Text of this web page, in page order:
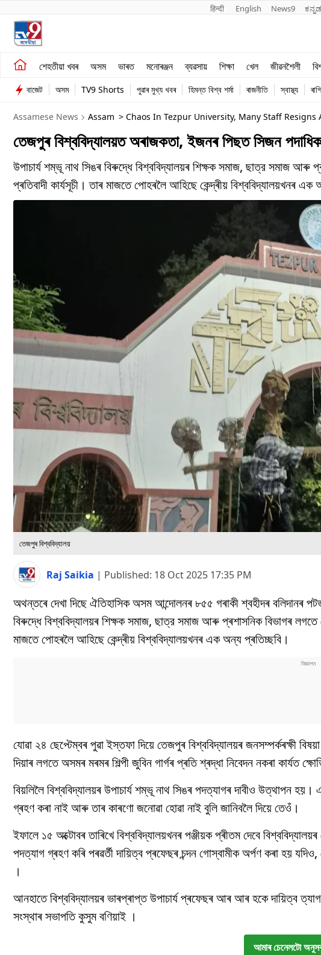
हिन्दी English News9 ಕನ್ನಡ
শেহতীয়া খবৰ অসম ভাৰত মনোৰঞ্জন ব্যৱসায় শিক্ষা খেল জীৱনশৈলী
শেহতীয়া খবৰ
অসম
ভাৰত
ব্যৱসায়
বাজেট অসম TV9 Shorts পুৱাৰ মুখ্য খবৰ হিমন্ত বিশ্ব শৰ্মা ৰাজনীতি স্বাস্থ্য
Assamese News Assam > Chaos In Tezpur University, Many Staff
তেজপুৰ বিশ্ববিদ্যালয়ত অৰাজকতা, ইজনৰ পিছত সিজন
উপাচাৰ্য শম্ভূ নাথ সিঙৰ বিৰুদ্ধে বিশ্ববিদ্যালয়ৰ শিক্ষক সমাজ, ছাত্র সমাজ আৰু
প্ৰতিবাদী কাৰ্যসূচী। তাৰ মাজতে পোহৰলৈ আহিছে কেন্দ্ৰীয় বিশ্ববিদ্যালয়খনৰ এক
তেজপুৰ বিশ্ববিদ্যালয়
Raj Saikia | Published: 18 Oct 2025 17:35 PM
অথন্তৰে দেখা দিছে ঐতিহাসিক অসম আন্দোলনৰ ৮৫৫ গৰাকী শ্বহীদৰ বলিদানৰ
বিৰুদ্ধে বিশ্ববিদ্যালয়ৰ শিক্ষক সমাজ, ছাত্র সমাজ আৰু প্ৰশাসনিক বিভাগৰ লগতে
মাজতে পোহৰলৈ আহিছে কেন্দ্ৰীয় বিশ্ববিদ্যালয়খনৰ এক অন্য প্ৰতিচ্ছবি।
যোৱা ২৪ ছেপ্টেম্বৰ পুৱা ইস্তফা দিয়ে তেজপুৰ বিশ্ববিদ্যালয়ৰ জনসম্পৰ্কৰক্ষী
দিয়াৰ লগতে অসমৰ মৰমৰ শিল্পী জুবিন গাৰ্গৰ প্ৰতি শ্ৰদ্ধা নিবেদন নকৰা কাৰ্যত
বিয়লিলৈ বিশ্ববিদ্যালয়ৰ উপাচাৰ্য শম্ভূ নাথ সিঙৰ পদত্যাগৰ দাবীও উত্থাপন
গ্ৰহণ কৰা নাই আৰু তাৰ কাৰণো জনোৱা হোৱা নাই বুলি জানিবলৈ দিয়ে তেওঁ।
ইফালে ১৫ অক্টোবৰ তাৰিখে বিশ্ববিদ্যালয়খনৰ পঞ্জীয়ক প্ৰীতম দেবে
পদত্যাগ গ্ৰহণ কৰি পৰৱৰ্তী দায়িত্ব প্ৰফেছৰ চন্দন গোস্বামীক অৰ্পণ কৰা হয়
।
আনহাতে বিশ্ববিদ্যালয়ৰ ভাৰপ্ৰাপ্ত উপাচাৰ্য প্ৰফেছৰ আৰ আৰ হকে দায়িত্ব
সংস্থাৰ সভাপতি কুসুম বণিয়াই ।
আমাৰ চেনেলটো